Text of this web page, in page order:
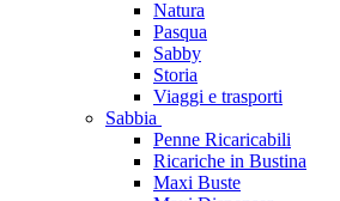
Natura
Pasqua
Sabby
Storia
Viaggi e trasporti
Sabbia
Penne Ricaricabili
Ricariche in Bustina
Maxi Buste